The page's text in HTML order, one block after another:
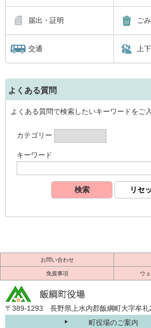
届出・証明 ご
交通 上
よくある質問
よくある質問で検索したいキーワードをご
カテゴリー
キーワード
お問い合わせ
免責事項 ウ
〒389-1293 長野県上水内郡飯綱町大字牟礼
町役場のご案内